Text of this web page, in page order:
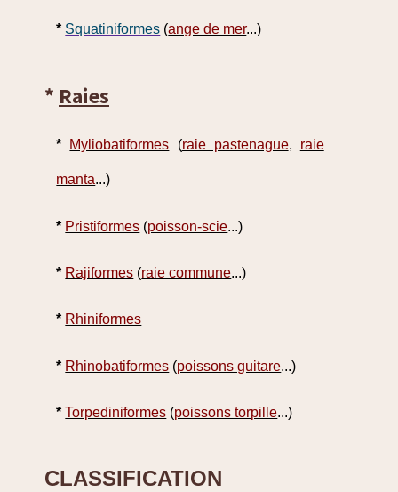
* Squatiniformes (ange de mer...)
* Raies
* Myliobatiformes (raie pastenague, raie
manta...)
* Pristiformes (poisson-scie...)
* Rajiformes (raie commune...)
* Rhiniformes
* Rhinobatiformes (poissons guitare...)
* Torpediniformes (poissons torpille...)
CLASSIFICATION